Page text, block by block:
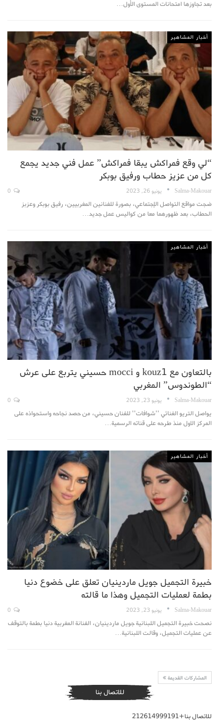
بعد تجاوزها امتحانات المستوى الأول…
أخبار المشاهير
“لي وقع فمراكش يبقا فمراكش” عمل فني جديد يجمع
كل من عزيز حطاب ورفيق بوبكر
Salma-Makouar يونيو 26, 2023
ضجت مواقع التواصل الإجتماعي، بصورة للفنانين المغربيين، رفيق بوبكر وعزبز
الحطاب، بعد ظهورهما معا من كواليس عمل جديد…
أخبار المشاهير
بالتعاون مع kouz1 و mocci حسيني يتربع على عرش
“الطوندوس” المغربي
Salma-Makouar يونيو 23, 2023
يواصل التريو الغنائي ''شوافات'' للفنان حسيني، من حصد نجاحه واستحواذه على
المركز الاول منذ طرحه على قناته الرسمية…
أخبار المشاهير
خبيرة التجميل جويل ماردينيان تعلق على خضوع دنيا
بطمة لعمليات التجميل وهذا ما قالته
Salma-Makouar يونيو 23, 2023
نصحت خبيرة التجميل اللبنانية جويل ماردينيان، الفنانة المغربية دنيا بطمة بالتوقف
عن عمليات التجميل، وقالت اللبنانية…
المشاركات القديمة
للاتصال بنا
للاتصال بنا+212614999191